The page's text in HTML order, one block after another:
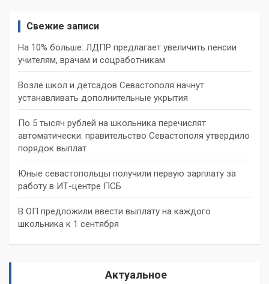
Свежие записи
На 10% больше: ЛДПР предлагает увеличить пенсии
учителям, врачам и соцработникам
Возле школ и детсадов Севастополя начнут
устанавливать дополнительные укрытия
По 5 тысяч рублей на школьника перечислят
автоматически: правительство Севастополя утвердило
порядок выплат
Юные севастопольцы получили первую зарплату за
работу в ИТ-центре ПСБ
В ОП предложили ввести выплату на каждого
школьника к 1 сентября
Актуальное